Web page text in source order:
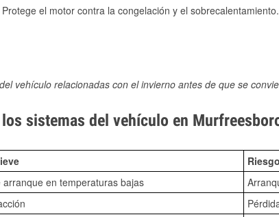
Protege el motor contra la congelación y el sobrecalentamiento.
vehículo relacionadas con el invierno antes de que se
sistemas del vehículo en
en temperaturas bajas